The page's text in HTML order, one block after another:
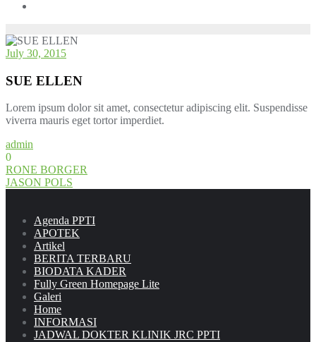
July 30, 2015
SUE ELLEN
Lorem ipsum dolor sit amet, consectetur adipiscing elit. Suspendisse
viverra mauris eget tortor imperdiet.
admin
0
Post
navigation
RONE BORGER
JASON POLS
Agenda PPTI
APOTEK
Artikel
BERITA TERBARU
BIODATA KADER
Fully Green Homepage Lite
Galeri
Home
INFORMASI
JADWAL DOKTER KLINIK JRC PPTI